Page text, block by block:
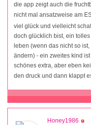
die app zeigt auch die
nicht mal ansatzweise am
viel glück und vielleicht
doch glücklich bist, ein
leben (wenn das nicht so
ändern) - ein zweites kind
schönes extra, aber eben
den druck und dann klappt
Honey1986